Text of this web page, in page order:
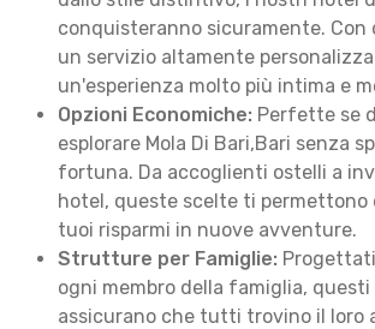
conquisteranno sicuramente. Con
un servizio altamente
un'esperienza molto più intima e
Opzioni Economiche: Perfette se
esplorare Mola Di Bari,Bari senza
fortuna. Da accoglienti ostelli a
hotel, queste scelte ti permettono
tuoi risparmi in nuove avventure.
Strutture per Famiglie:
ogni membro della famiglia, questi
assicurano che tutti trovino il loro